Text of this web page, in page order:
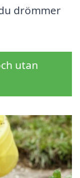
drömmer
utan